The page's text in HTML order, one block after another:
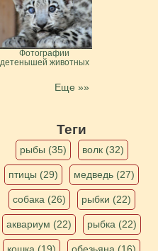
Фотографии
детенышей животных
Еще »»
Теги
рыбы (35) волк (32)
птицы (29) медведь (27)
собака (26) рыбки (22)
аквариум (22) рыбка (22)
кошка (19) обезьяна (16)